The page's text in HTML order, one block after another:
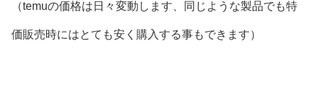
（temuの価格は日々変動します、同じような製品でも特
価販売時にはとても安く購入する事もできます）